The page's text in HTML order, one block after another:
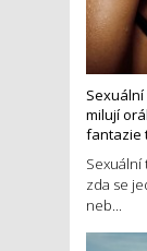
milují
fantazie
Sexuální
zda se
neb...